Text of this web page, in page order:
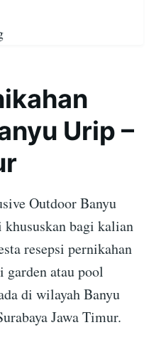
Urip –
Outdoor Banyu
bagi kalian
resepsi pernikahan
garden atau pool
di wilayah Banyu
Jawa Timur.